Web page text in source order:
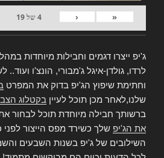
«
‹
4של19
ג'יפ ייצרו דגמים וחבילות מיוחדות
לרדו, גולדן-איגל ג'מבורי, הונצ'ו ועוד..
וחתימת שיפוץ הג'יפ בדוק את המפרט
שלנו,לאחר מכן תוכל לעיין בקטלוג
ברשותך חבילה מיוחדת תוכל לבחור
את הג'יפ שלך כשירד מפס הייצור
השילובים של ג'יפ בשנות השבעים